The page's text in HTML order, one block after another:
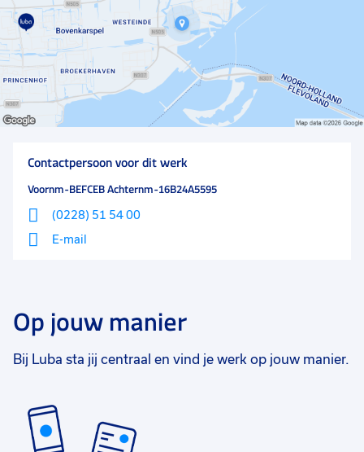
Contactpersoon voor dit werk
Voornm-BEFCEB Achternm-16B24A5595
(0228) 51 54 00
E-mail
Op jouw manier
Bij Luba sta jij centraal en vind je werk op jouw manier.